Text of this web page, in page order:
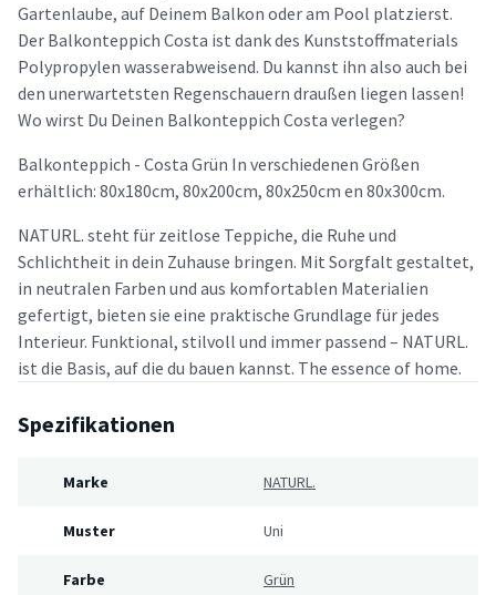
Gartenlaube, auf Deinem Balkon oder am Pool platzierst.
Der Balkonteppich Costa ist dank des Kunststoffmaterials
Polypropylen wasserabweisend. Du kannst ihn also auch bei
den unerwartetsten Regenschauern draußen liegen lassen!
Wo wirst Du Deinen Balkonteppich Costa verlegen?
Balkonteppich - Costa Grün In verschiedenen Größen
erhältlich: 80x180cm, 80x200cm, 80x250cm en 80x300cm.
NATURL. steht für zeitlose Teppiche, die Ruhe und
Schlichtheit in dein Zuhause bringen. Mit Sorgfalt gestaltet,
in neutralen Farben und aus komfortablen Materialien
gefertigt, bieten sie eine praktische Grundlage für jedes
Interieur. Funktional, stilvoll und immer passend – NATURL.
ist die Basis, auf die du bauen kannst. The essence of home.
Spezifikationen
Marke NATURL.
Muster Uni
Farbe Grün